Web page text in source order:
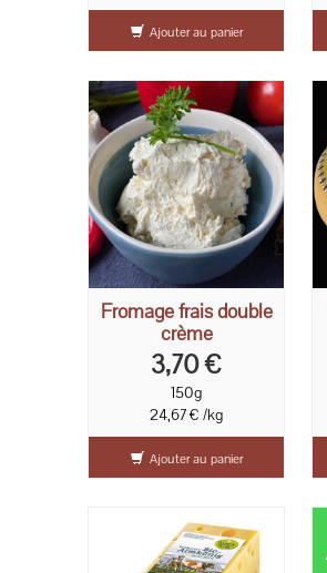
Ajouter au panier
Fromage frais double
crème
3,70 €
150g
24,67 € /kg
Ajouter au panier